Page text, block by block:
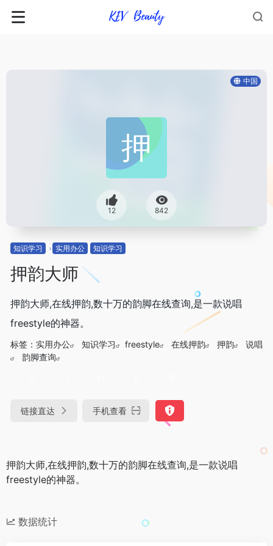
中国
12 842
知识学习 实用办公 知识学习
押韵大师
押韵大师,在线押韵,数十万的韵脚在线查询,是一款说唱
freestyle的神器。
标签： 实用办公 知识学习 freestyle 在线押韵 押韵
说唱
韵脚查询
链接直达 手机查看
押韵大师,在线押韵,数十万的韵脚在线查询,是一款说唱
freestyle的神器。
数据统计